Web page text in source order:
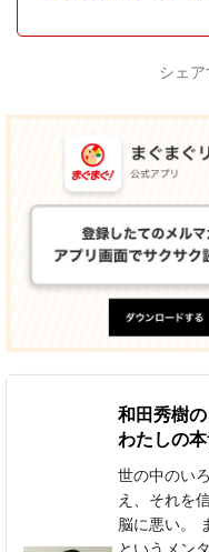
シェア
和田秀樹
わたしの本
世の中のい
え、それを
脳に悪い。